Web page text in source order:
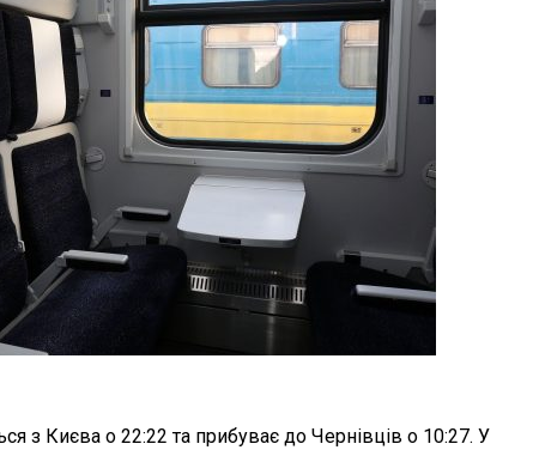
з Києва о 22:22 та прибуває до Чернівців о 10:27. У